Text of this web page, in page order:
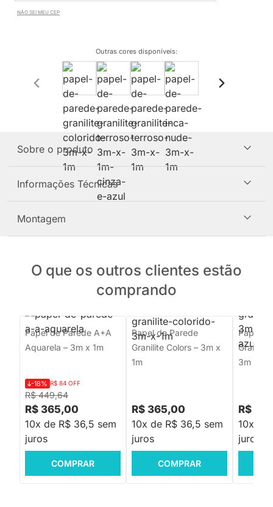
NÃO SEI MEU CEP
Outras cores disponíveis:
Sobre o produto
Informações Técnicas
Montagem
O que os outros clientes estão
comprando
Papel de Parede A+A
Aquarela – 3m x 1m
R$ 449,64
-18% R$ 84 OFF
R$ 365,00
10x de R$ 36,5 sem
juros
COMPRAR
Papel de Parede
Granilite Colors – 3m x
1m
R$ 365,00
10x de R$ 36,5 sem
juros
COMPRAR
Papel
3m x 1m
R$
10x de
juros